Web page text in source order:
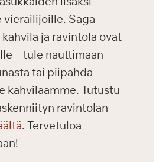
vierailijoille. Saga
ja ravintola ovat
– tule nauttimaan
tai piipahda
kahvilaamme. Tutustu
ravintolan
. Tervetuloa